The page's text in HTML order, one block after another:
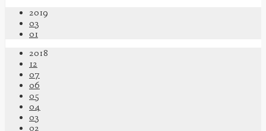
2019
03
01
2018
12
07
06
05
04
03
02